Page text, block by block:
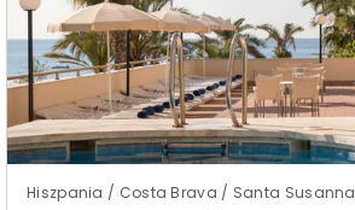
Hiszpania / Costa Brava / Santa Susanna